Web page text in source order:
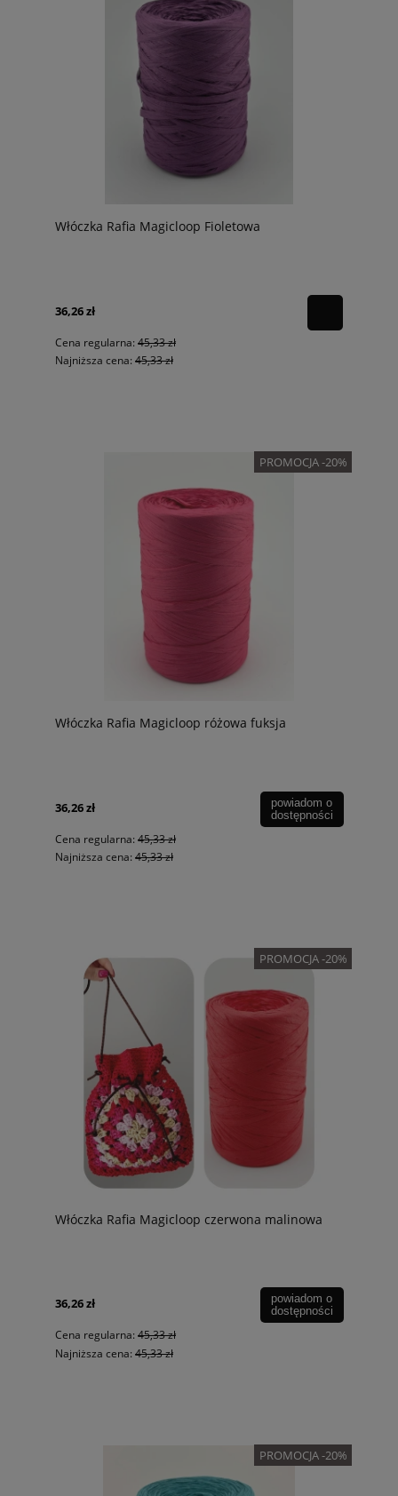
Włóczka Rafia Magicloop Fioletowa
36,26 zł
Cena regularna: 45,33 zł
Najniższa cena: 45,33 zł
PROMOCJA -20%
Włóczka Rafia Magicloop różowa fuksja
36,26 zł
Cena regularna: 45,33 zł
Najniższa cena: 45,33 zł
powiadom o
dostępności
PROMOCJA -20%
Włóczka Rafia Magicloop czerwona malinowa
36,26 zł
Cena regularna: 45,33 zł
Najniższa cena: 45,33 zł
powiadom o
dostępności
PROMOCJA -20%